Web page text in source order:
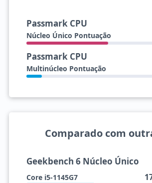
Passmark CPU
Núcleo Único Pontuação
Passmark CPU
Multinúcleo Pontuação
Comparado com
Geekbench 6 Núcleo Único
Core i5-1145G7